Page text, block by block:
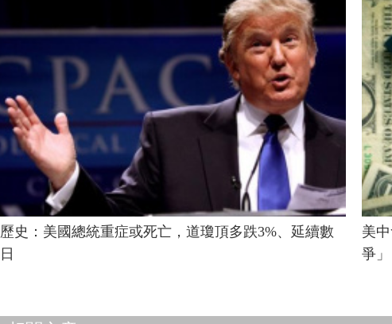
歷史：美國總統重症或死亡，道瓊頂多跌3%、延續數
日
美
爭」